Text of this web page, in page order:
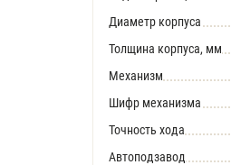
Диаметр корпуса
Толщина корпуса, мм
Механизм
Шифр механизма
Точность хода
Автоподзавод